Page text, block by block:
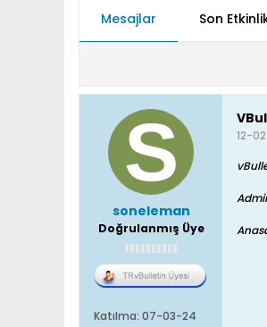
Mesajlar Son
soneleman
Doğrulanmış Üye
Katılma: 07-03-24
12-